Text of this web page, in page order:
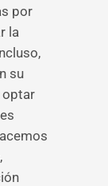
por
la
su
optar
,